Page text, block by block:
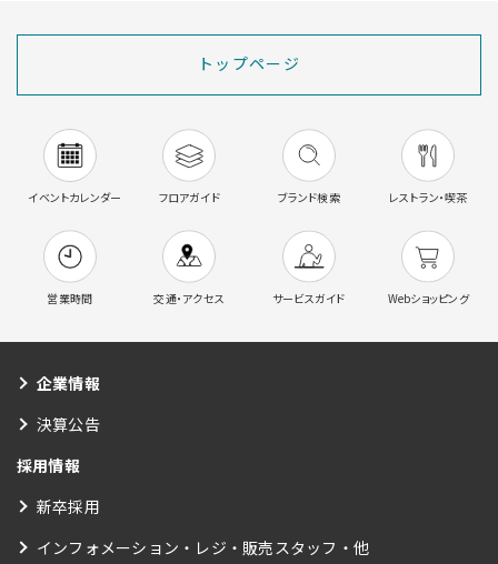
トップページ
イベントカレンダー フロアガイド ブランド検索 レストラン・喫茶
営業時間 交通・アクセス サービスガイド Webショッピング
企業情報
決算公告
採用情報
新卒採用
インフォメーション・レジ・販売スタッフ・他